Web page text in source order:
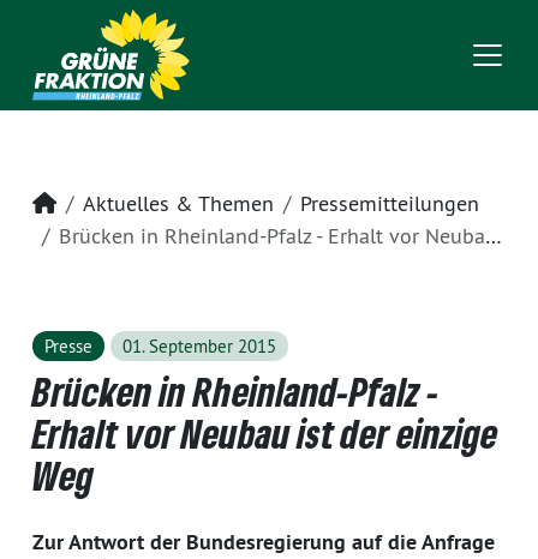
Startseite
Aktuelles & Themen
Pressemitteilungen
Brücken in Rheinland-Pfalz - Erhalt vor Neubau ist der einzige Weg
Presse 01. September 2015
Brücken in Rheinland-Pfalz -
Erhalt vor Neubau ist der einzige
Weg
Zur Antwort der Bundesregierung auf die Anfrage